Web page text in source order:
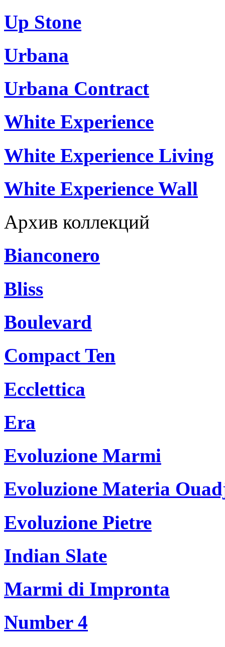
Up Stone
Urbana
Urbana Contract
White Experience
White Experience Living
White Experience Wall
Архив коллекций
Bianconero
Bliss
Boulevard
Compact Ten
Ecclettica
Era
Evoluzione Marmi
Evoluzione Materia
Evoluzione Pietre
Indian Slate
Marmi di Impronta
Number 4